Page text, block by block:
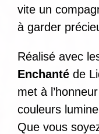
vite un
à garder
Réalisé avec
Enchanté de
met à
couleurs
Que vous